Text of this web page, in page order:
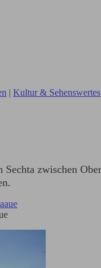
| Kultur & Sehenswertes
zwischen